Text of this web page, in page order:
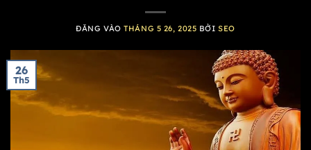
ĐĂNG VÀOTHÁNG 5 26, 2025 BỞISEO
26
Th5